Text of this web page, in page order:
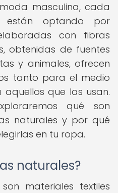
masculina, cada
están optando por
con fibras
obtenidas de fuentes
y animales, ofrecen
tanto para el medio
que las usan.
qué son
naturales y por qué
en tu ropa.
naturales?
materiales textiles